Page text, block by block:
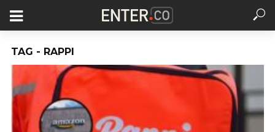
TAG - RAPPI